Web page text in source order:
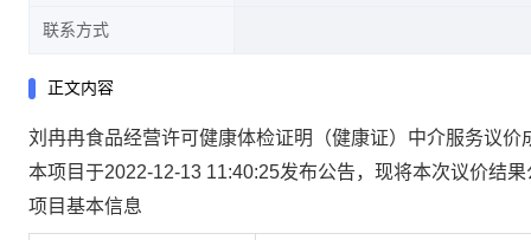
联系方式
正文内容
刘冉冉食品经营许可健康体检证明（健康证）中介服务议价
本项目于2022-12-13 11:40:25发布公告，现将本次议价结
项目基本信息